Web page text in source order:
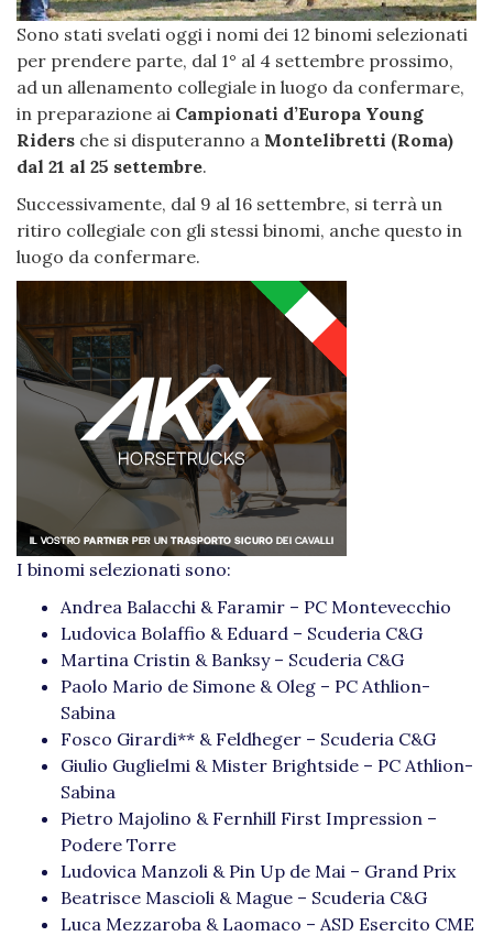
Sono stati svelati oggi i nomi dei 12 binomi selezionati
per prendere parte, dal 1° al 4 settembre prossimo,
ad un allenamento collegiale in luogo da confermare,
in preparazione ai Campionati d’Europa Young
Riders che si disputeranno a Montelibretti (Roma)
dal 21 al 25 settembre.
Successivamente, dal 9 al 16 settembre, si terrà un
ritiro collegiale con gli stessi binomi, anche questo in
luogo da confermare.
I binomi selezionati sono:
Andrea Balacchi & Faramir – PC Montevecchio
Ludovica Bolaffio & Eduard – Scuderia C&G
Martina Cristin & Banksy – Scuderia C&G
Paolo Mario de Simone & Oleg – PC Athlion-
Sabina
Fosco Girardi** & Feldheger – Scuderia C&G
Giulio Guglielmi & Mister Brightside – PC Athlion-
Sabina
Pietro Majolino & Fernhill First Impression –
Podere Torre
Ludovica Manzoli & Pin Up de Mai – Grand Prix
Beatrisce Mascioli & Mague – Scuderia C&G
Luca Mezzaroba & Laomaco – ASD Esercito CME